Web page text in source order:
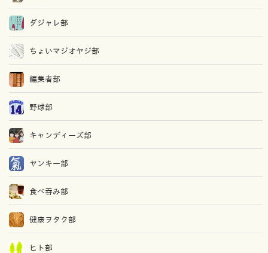
ダジャレ部
ちょいマジオヤジ部
編集者部
野球部
キャンディーズ部
ヤンキー部
食べ吞み部
健康ヲタク部
ヒト部